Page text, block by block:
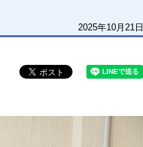
2025年10月21日